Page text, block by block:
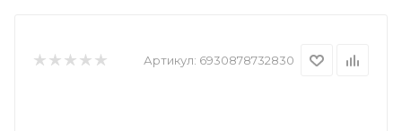
Артикул: 6930878732830